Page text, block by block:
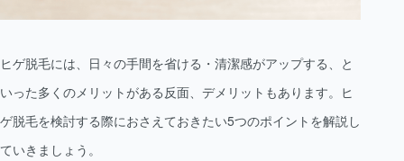
ヒゲ脱毛には、日々の手間を省ける・清潔感がアップする、と
いった多くのメリットがある反面、デメリットもあります。ヒ
ゲ脱毛を検討する際におさえておきたい5つのポイントを解説し
ていきましょう。